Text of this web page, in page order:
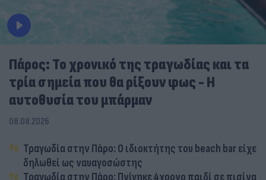
Πάρος: Το χρονικό της τραγωδίας και τα
τρία σημεία που θα ρίξουν φως - Η
αυτοθυσία του μπάρμαν
08.08.2026
Τραγωδία στην Πάρο: Ο ιδιοκτήτης του beach bar είχε
δηλωθεί ως ναυαγοσώστης
Τραγωδία στην Πάρο: Πνίγηκε 4χρονο παιδί σε πισίνα